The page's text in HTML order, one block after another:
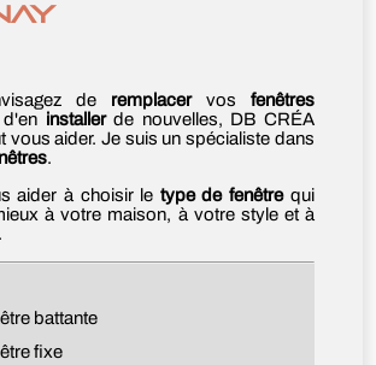
de remplacervos fenêtres
installerde nouvelles, DB CRÉA
vous aider. Je suis un spécialiste dans
.
aider à choisir le type de fenêtrequi
à votre maison, à votre style et à
battante
fixe